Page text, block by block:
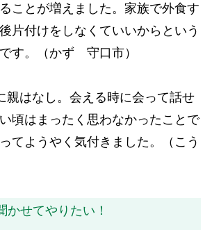
ことが増えました。家族で外食す
片付けをしなくていいからという
す。（かず 守口市）
親はなし。会える時に会って話せ
頃はまったく思わなかったことで
てようやく気付きました。（こう
かせてやりたい！